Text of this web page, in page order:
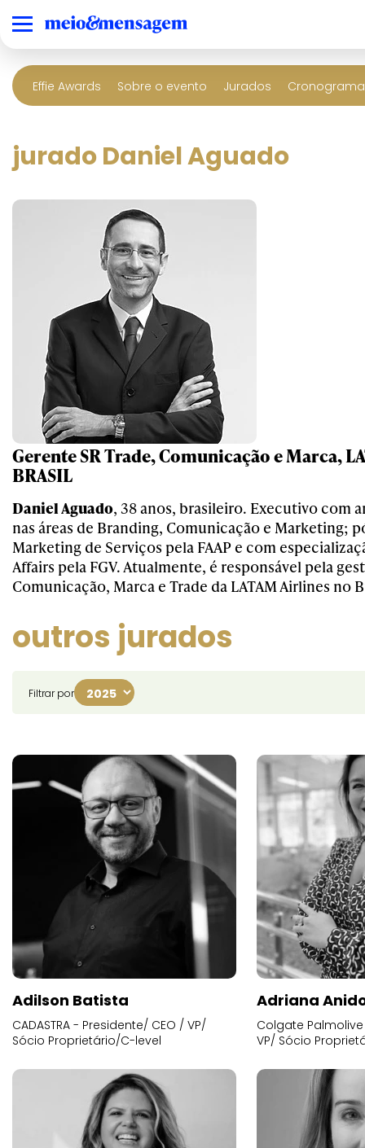
Effie Awards Sobre o evento Jurados
jurado Daniel Aguado
Gerente SR Trade, Comunicação e Marca,
BRASIL
Daniel Aguado, 38 anos, brasileiro. Executivo com
nas áreas de Branding, Comunicação e Marketing;
Marketing de Serviços pela FAAP e com
Affairs pela FGV. Atualmente, é responsável pela
Comunicação, Marca e Trade da LATAM Airlines no
outros jurados
Filtrar por
Adilson Batista
CADASTRA - Presidente/ CEO / VP/
Sócio Proprietário/C-level
Adriana
Colgate
VP/ Sócio